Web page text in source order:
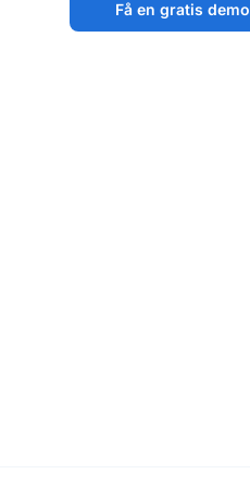
Få en gratis demo